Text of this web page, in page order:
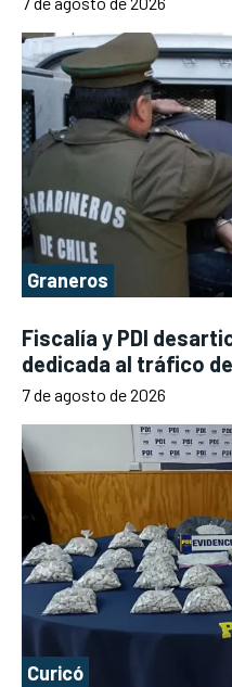
Graneros
Fiscalía y PDI
dedicada al tráfico
7 de agosto de 2026
Curicó